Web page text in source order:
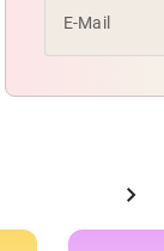
E-Mail
chevron_right